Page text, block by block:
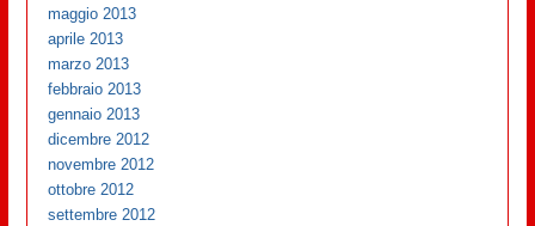
maggio 2013
aprile 2013
marzo 2013
febbraio 2013
gennaio 2013
dicembre 2012
novembre 2012
ottobre 2012
settembre 2012